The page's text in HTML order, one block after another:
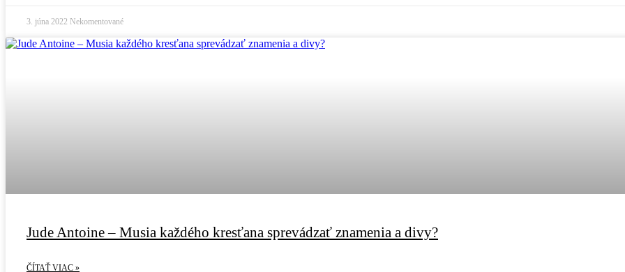
3. júna 2022 Nekomentované
Jude Antoine – Musia každého kresťana sprevádzať znamenia a divy?
ČÍTAŤ VIAC »